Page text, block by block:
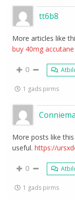
tt6b8
More articles like
buy 40mg
0
1 gads pirms
More posts like
useful.https://
0
1 gads pirms